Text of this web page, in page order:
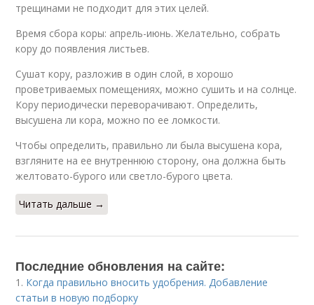
трещинами не подходит для этих целей.
Время сбора коры: апрель-июнь. Желательно, собрать
кору до появления листьев.
Сушат кору, разложив в один слой, в хорошо
проветриваемых помещениях, можно сушить и на солнце.
Кору периодически переворачивают. Определить,
высушена ли кора, можно по ее ломкости.
Чтобы определить, правильно ли была высушена кора,
взгляните на ее внутреннюю сторону, она должна быть
желтовато-бурого или светло-бурого цвета.
Читать дальше →
Последние обновления на сайте:
1. Когда правильно вносить удобрения. Добавление
статьи в новую подборку